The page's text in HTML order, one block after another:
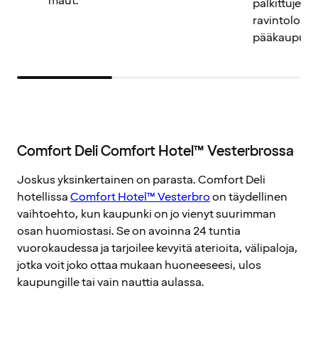
palkittujen
Comfort Deli Comfort Hotel™ Vesterbrossa
Joskus yksinkertainen on parasta. Comfort Deli
hotellissaComfort Hotel™ Vesterbroon täydellinen
vaihtoehto, kun kaupunki on jo vienyt suurimman
osan huomiostasi. Se on avoinna 24 tuntia
vuorokaudessa ja tarjoilee kevyitä aterioita, välipaloja,
jotka voit joko ottaa mukaan huoneeseesi, ulos
kaupungille tai vain nauttia aulassa.